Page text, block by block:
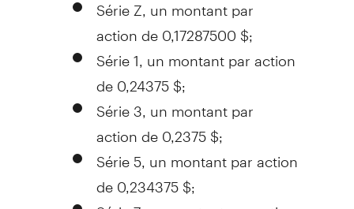
action de 0,17287500 $;
Série 1, un montant par action
de 0,24375 $;
Série 3, un montant par
action de 0,2375 $;
Série 5, un montant par action
de 0,234375 $;